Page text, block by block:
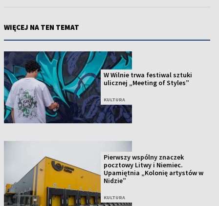
WIĘCEJ NA TEN TEMAT
W Wilnie trwa festiwal sztuki
ulicznej „Meeting of Styles”
KULTURA
Pierwszy wspólny znaczek
pocztowy Litwy i Niemiec.
Upamiętnia „Kolonię artystów w
Nidzie”
KULTURA